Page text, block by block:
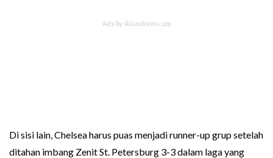
Di sisi lain, Chelsea harus puas menjadi runner-up grup setelah
ditahan imbang Zenit St. Petersburg 3-3 dalam laga yang